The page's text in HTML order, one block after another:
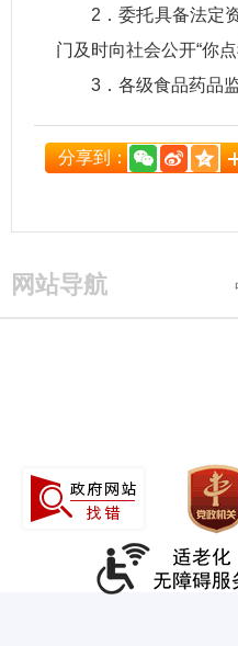
2．委托具备法定
门及时向社会公开“你点
3．各级食品药品
分享到：
网站导航